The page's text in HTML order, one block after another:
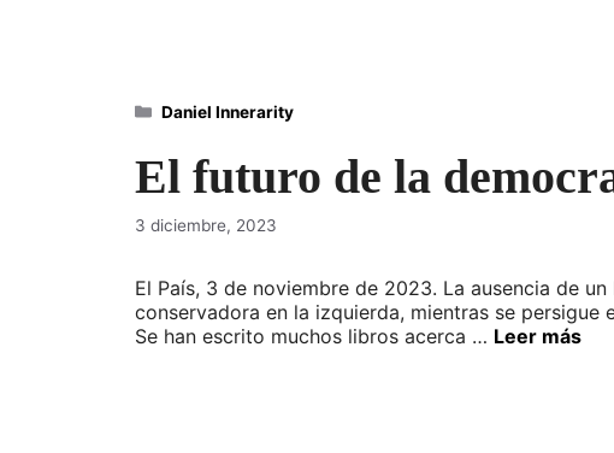
El futuro de la
3 diciembre, 2023
El País, 3 de noviembre de 2023. La ausencia de
conservadora en la izquierda, mientras se
Se han escrito muchos libros acerca … Leer más
Categorías
Daniel Innerarity